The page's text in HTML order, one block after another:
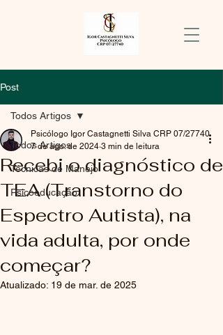
Post
Todos Artigos
Técnicas de Manejo
Psicoeducação
Todos Artigos
Recebi o diagnóstico de
TEA (Transtorno do
Espectro Autista), na
vida adulta, por onde
começar?
Psicólogo Igor Castagnetti Silva CRP 07/27740
7 de ago. de 2024 3 min de leitura
Atualizado: 19 de mar. de 2025